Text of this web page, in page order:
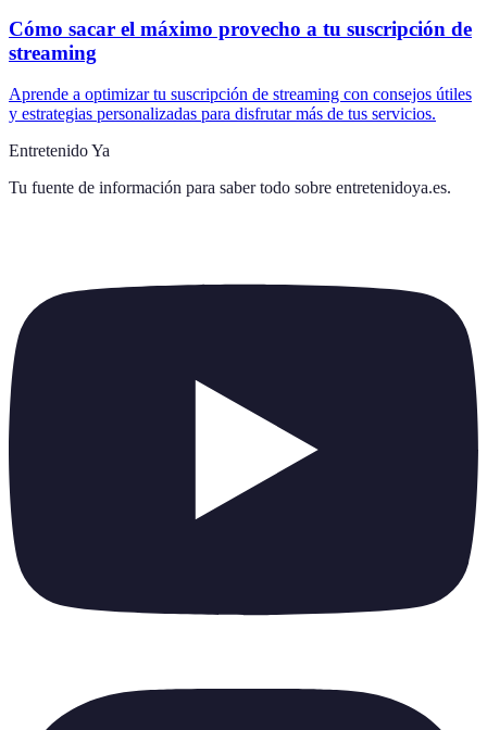
Cómo sacar el máximo provecho a tu suscripción de
streaming
Aprende a optimizar tu suscripción de streaming con consejos útiles
y estrategias personalizadas para disfrutar más de tus servicios.
Entretenido Ya
Tu fuente de información para saber todo sobre entretenidoya.es.